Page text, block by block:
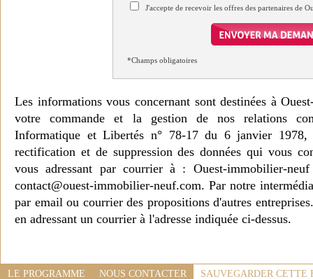
J'accepte de recevoir les offres des partenaires de
*Champs obligatoires
Les informations vous concernant sont destinées à
votre commande et la gestion de nos relations
Informatique et Libertés n° 78-17 du 6 janvier 1978,
rectification et de suppression des données qui vous
vous adressant par courrier à : Ouest-immobilier-
contact@ouest-immobilier-neuf.com. Par notre
par email ou courrier des propositions d'autres
en adressant un courrier à l'adresse indiquée ci-dessus.
LE PROGRAMME NOUS CONTACTER SAUVEGARDER CETTE